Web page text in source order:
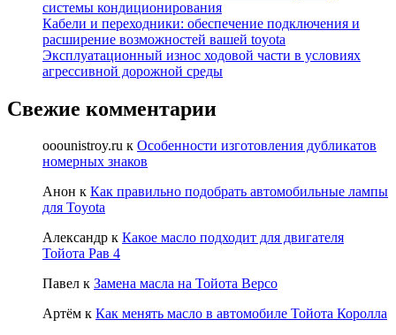
системы кондиционирования
Кабели и переходники: обеспечение подключения и
расширение возможностей вашей toyota
Эксплуатационный износ ходовой части в условиях
агрессивной дорожной среды
Свежие комментарии
ooounistroy.ru к Особенности изготовления дубликатов
номерных знаков
Анон к Как правильно подобрать автомобильные лампы
для Toyota
Александр к Какое масло подходит для двигателя
Тойота Рав 4
Павел к Замена масла на Тойота Версо
Артём к Как менять масло в автомобиле Тойота Королла